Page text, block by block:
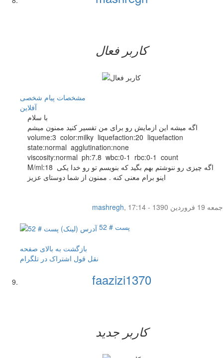
کاربر فعال
مشخصات پیام شخصی
آفلاين
با سلام
اگه میشه این ازمایش رو برای من تفسیر کنید ممنون میشم
volume:3 color:milky liquefaction:20 liquefaction
state:normal agglutination:none
viscosity:normal ph:7.8 wbc:0-1 rbc:0-1 count
M/ml:18 اگه چیزی رو ننوشتم بهم بگید که بنویسم تو رو خدا یکی
اینو برام معنی کنه . ممنون از شما دوستای عزیز
mashregh,
جمعه 19 فروردین 1390 - 17:14
پست # 52
بازگشت به بالای صفحه
نقل قول اشتراک در تلگرام
faazizi1370
کاربر جدید